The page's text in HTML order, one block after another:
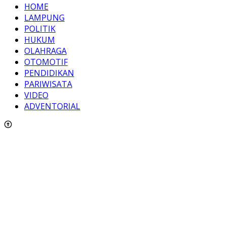
HOME
LAMPUNG
POLITIK
HUKUM
OLAHRAGA
OTOMOTIF
PENDIDIKAN
PARIWISATA
VIDEO
ADVENTORIAL